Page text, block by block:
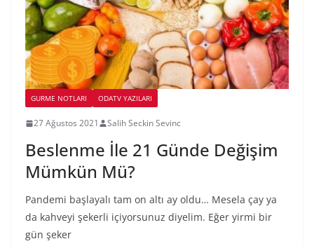
GURME NOTLARI ODATV YAZILARI
27 Ağustos 2021 Salih Seckin Sevinc
Beslenme İle 21 Günde Değişim
Mümkün Mü?
Pandemi başlayalı tam on altı ay oldu… Mesela çay ya
da kahveyi şekerli içiyorsunuz diyelim. Eğer yirmi bir
gün şeker